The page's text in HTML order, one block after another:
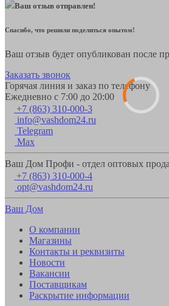
Ваш отзыв отправлен!
Спасибо, что решили поделиться опытом!
Ваш отзыв будет опубликован после
Заказать звонок
Горячая линия и заказ по телефону
Ежедневно с 7:00 до 20:00
+7 (863) 310-000-3
info@vashdom24.ru
Telegram
Max
Ваш Дом Профи - отдел оптовых
+7 (863) 310-000-4
opt@vashdom24.ru
Ваш Дом
О компании
Магазины
Контакты и реквизиты
Новости
Вакансии
Поставщикам
Раскрытие информации